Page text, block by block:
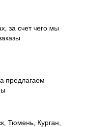
за счет чего мы
предлагаем
Тюмень, Курган,